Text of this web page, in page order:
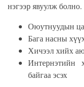
нэгээр явуулж болно.
Оюутнуудын
Бага насны
Хичээл хийх
Интернэтийн
байгаа эсэх